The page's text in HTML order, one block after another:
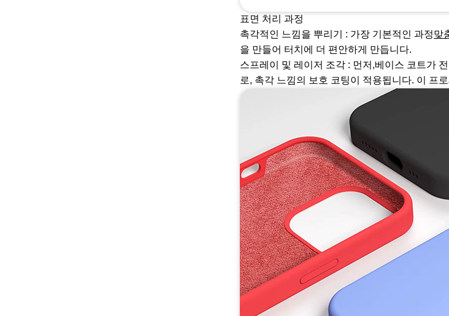
표면 처리 과정
촉각적인 느낌을 뿌리기 : 가장 기본적인 과정맞
을 만들어 터치에 더 편안하게 만듭니다.
스프레이 및 레이저 조각 : 먼저,베이스 코트가
로, 촉각 느낌의 보호 코팅이 적용됩니다. 이 프